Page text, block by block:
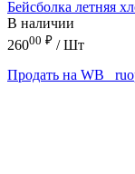
Бейсболка летняя
В наличии
26000 ₽ / Шт
Продать на WB